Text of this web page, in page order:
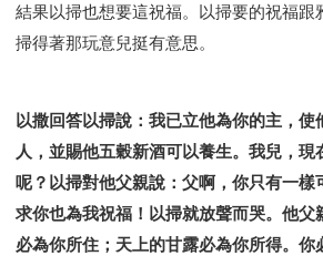
結果以掃也想要這祝福。以掃要的祝福跟
掃得著那玩意兒挺有意思。
以撒回答以掃說：我已立他為你的主，使
人，並賜他五穀新酒可以養生。我兒，現
呢？以掃對他父親說：父啊，你只有一樣
求你也為我祝福！以掃就放聲而哭。他父
必為你所住；天上的甘露必為你所得。你